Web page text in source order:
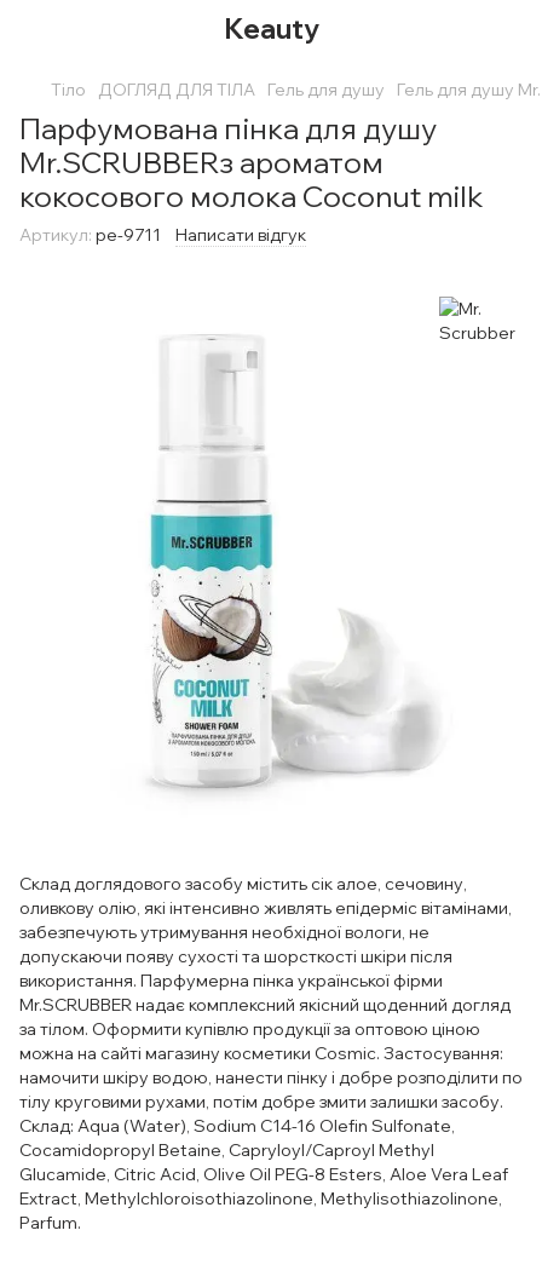
Keauty
Тіло ДОГЛЯД ДЛЯ ТІЛА Гель для душу Гель для душу
Парфумована пінка для душу
Mr.SCRUBBERз ароматом
кокосового молока Coconut milk
Артикул: pe-9711 Написати відгук
Склад доглядового засобу містить сік алое, сечовину,
оливкову олію, які інтенсивно живлять епідерміс вітамінами,
забезпечують утримування необхідної вологи, не
допускаючи появу сухості та шорсткості шкіри після
використання. Парфумерна пінка української фірми
Mr.SCRUBBER надає комплексний якісний щоденний догляд
за тілом. Оформити купівлю продукції за оптовою ціною
можна на сайті магазину косметики Cosmic. Застосування:
намочити шкіру водою, нанести пінку і добре розподілити по
тілу круговими рухами, потім добре змити залишки засобу.
Склад: Aqua (Water), Sodium C14-16 Olefin Sulfonate,
Cocamidopropyl Betaine, Capryloyl/Caproyl Methyl
Glucamide, Citric Acid, Olive Oil PEG-8 Esters, Aloe Vera Leaf
Extract, Methylchloroisothiazolinone, Methylisothiazolinone,
Parfum.